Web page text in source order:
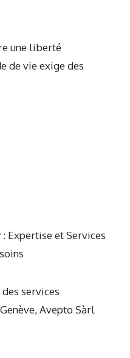
une liberté
de vie exige des
Expertise et Services
services
Avepto Sàrl